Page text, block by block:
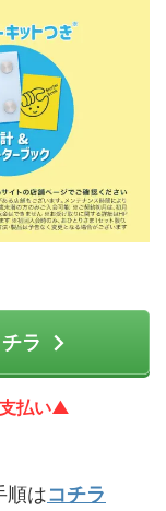
ラ
払い▲
順はコチラ